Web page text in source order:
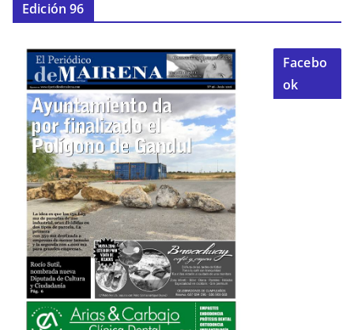
Edición 96
Facebo
ok